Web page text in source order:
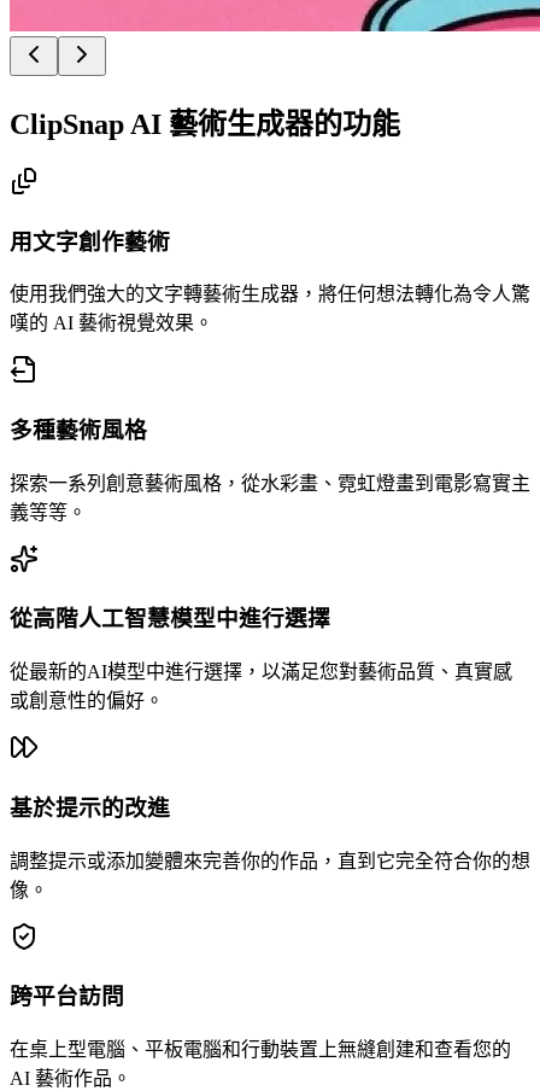
ClipSnap AI 藝術生成器的功能
用文字創作藝術
使用我們強大的文字轉藝術生成器，將任何想法轉化為令人驚
嘆的 AI 藝術視覺效果。
多種藝術風格
探索一系列創意藝術風格，從水彩畫、霓虹燈畫到電影寫實主
義等等。
從高階人工智慧模型中進行選擇
從最新的AI模型中進行選擇，以滿足您對藝術品質、真實感
或創意性的偏好。
基於提示的改進
調整提示或添加變體來完善你的作品，直到它完全符合你的想
像。
跨平台訪問
在桌上型電腦、平板電腦和行動裝置上無縫創建和查看您的
AI 藝術作品。